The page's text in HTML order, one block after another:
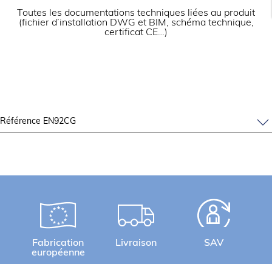
Toutes les documentations techniques liées au produit
(fichier d’installation DWG et BIM, schéma technique,
certificat CE…)
Référence EN92CG
Fabrication
européenne
Livraison SAV